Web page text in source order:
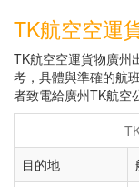
TK航空空運
TK航空空運貨物廣州
考，具體與準確的航
者致電給廣州TK航空
目的地